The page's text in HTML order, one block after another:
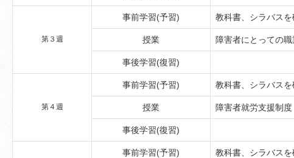
第３週
事前学習(予習) 教科書、シラバスを
授業 障害者にとっての
事後学習(復習)
第４週
事前学習(予習) 教科書、シラバスを
授業 障害者就労支援制度
事後学習(復習)
事前学習(予習) 教科書、シラバスを